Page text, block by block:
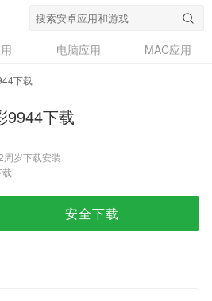
电脑应用
MAC应用
下载
9944下载
周岁下载安装
安全下载